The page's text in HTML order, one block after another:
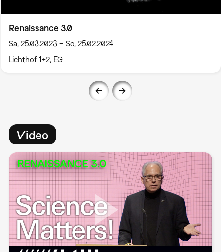
Renaissance 3.0
Sa, 25.03.2023 – So, 25.02.2024
Lichthof 1+2, EG
Video